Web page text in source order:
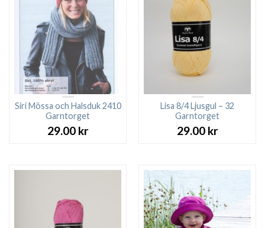
Siri Mössa och Halsduk 2410
Garntorget
29.00 kr
Lisa 8/4 Ljusgul – 32
Garntorget
29.00 kr